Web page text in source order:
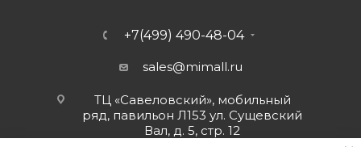
+7(499) 490-48-04
sales@mimall.ru
ТЦ «Савеловский», мобильный
ряд, павильон Л153 ул. Сущевский
Вал, д. 5, стр. 12